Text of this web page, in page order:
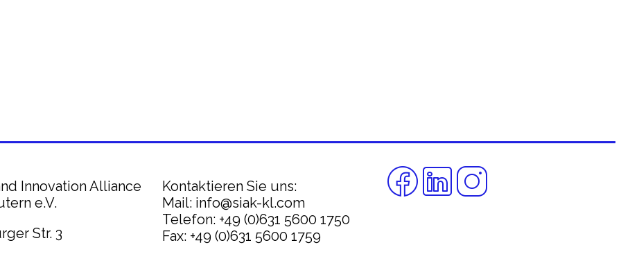
Innovation Alliance
e.V.
Str. 3
Kontaktieren Sie uns:
Mail: info@siak-kl.com
Telefon: +49 (0)631 5600 1750
Fax: +49 (0)631 5600 1759